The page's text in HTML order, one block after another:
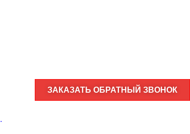
ЗАКАЗАТЬ ОБРАТНЫЙ ЗВОНОК
.